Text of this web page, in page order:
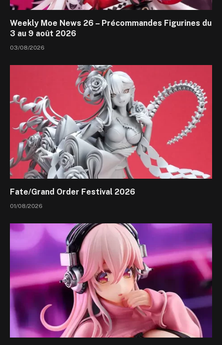
Weekly Moe News 26 – Précommandes Figurines du
3 au 9 août 2026
03/08/2026
Fate/Grand Order Festival 2026
01/08/2026